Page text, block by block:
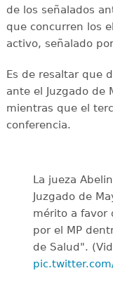
de los señalados
que concurren los
activo, señalado
Es de resaltar que
ante el Juzgado de
mientras que el
conferencia.
La jueza
Juzgado de
mérito a favor
por el MP
de Salud".